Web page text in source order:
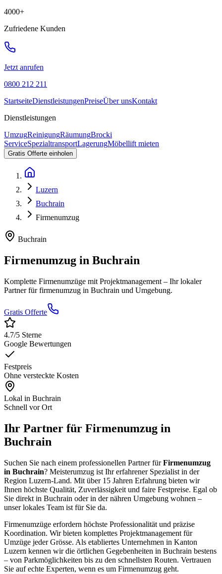
4000+
Zufriedene Kunden
Jetzt anrufen
0800 212 211
StartseiteDienstleistungenPreiseÜber unsKontakt
Dienstleistungen
UmzugReinigungRäumungBrocki
ServiceSpezialtransportLagerungMöbellift mieten
Gratis Offerte einholen
Luzern
Buchrain
Firmenumzug
Buchrain
Firmenumzug in Buchrain
Komplette Firmenumzüge mit Projektmanagement – Ihr lokaler
Partner fürfirmenumzug in Buchrain und Umgebung.
Gratis Offerte
4.7/5 Sterne
Google Bewertungen
Festpreis
Ohne versteckte Kosten
Lokal in Buchrain
Schnell vor Ort
Ihr Partner für Firmenumzug in
Buchrain
Suchen Sie nach einem professionellen Partner fürFirmenumzug
in Buchrain? Meisterumzug ist Ihr erfahrener Spezialist in der
Region Luzern-Land. Mit über 15 Jahren Erfahrung bieten wir
Ihnen höchste Qualität, Zuverlässigkeit und faire Festpreise. Egal ob
Sie direkt in Buchrain oder in der nähren Umgebung wohnen –
unser lokales Team ist für Sie da.
Firmenumzüge erfordern höchste Professionalität und präzise
Koordination. Wir bieten komplettes Projektmanagement für
Umzüge jeder Grösse. Als etabliertes Unternehmen in Kanton
Luzern kennen wir die örtlichen Gegebenheiten in Buchrain bestens
– von Parkmöglichkeiten bis zu den schnellsten Routen. Vertrauen
Sie auf echte Experten, wenn es um Firmenumzug geht.